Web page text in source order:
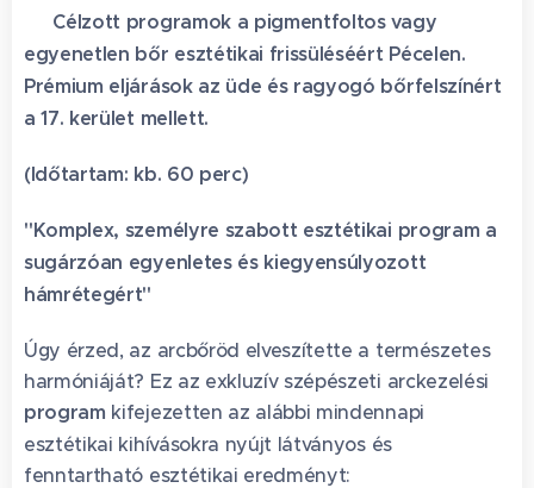
💎 Célzott programok a pigmentfoltos vagy
egyenetlen bőr esztétikai frissüléséért Pécelen.
Prémium eljárások az üde és ragyogó bőrfelszínért
a 17. kerület mellett.
(Időtartam: kb. 60 perc)
"Komplex, személyre szabott esztétikai program a
sugárzóan egyenletes és kiegyensúlyozott
hámrétegért"
Úgy érzed, az arcbőröd elveszítette a természetes
harmóniáját? Ez az exkluzív szépészeti arckezelési
program kifejezetten az alábbi mindennapi
esztétikai kihívásokra nyújt látványos és
fenntartható esztétikai eredményt: